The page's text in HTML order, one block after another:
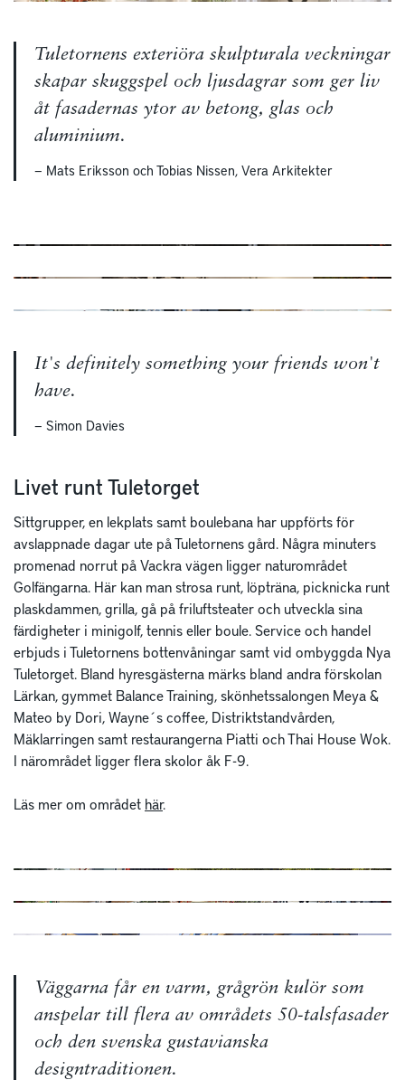
Tuletornens exteriöra skulpturala veckningar
skapar skuggspel och ljusdagrar som ger liv
åt fasadernas ytor av betong, glas och
aluminium.
— Mats Eriksson och Tobias Nissen, Vera Arkitekter
It's definitely something your friends won't
have.
— Simon Davies
Livet runt Tuletorget
Sittgrupper, en lekplats samt boulebana har uppförts för
avslappnade dagar ute på Tuletornens gård. Några minuters
promenad norrut på Vackra vägen ligger naturområdet
Golfängarna. Här kan man strosa runt, löpträna, picknicka runt
plaskdammen, grilla, gå på friluftsteater och utveckla sina
färdigheter i minigolf, tennis eller boule. Service och handel
erbjuds i Tuletornens bottenvåningar samt vid ombyggda Nya
Tuletorget. Bland hyresgästerna märks bland andra förskolan
Lärkan, gymmet Balance Training, skönhetssalongen Meya &
Mateo by Dori, Wayne´s coffee, Distriktstandvården,
Mäklarringen samt restaurangerna Piatti och Thai House Wok.
I närområdet ligger flera skolor åk F-9.
Läs mer om området här.
Väggarna får en varm, grågrön kulör som
anspelar till flera av områdets 50-talsfasader
och den svenska gustavianska
designtraditionen.